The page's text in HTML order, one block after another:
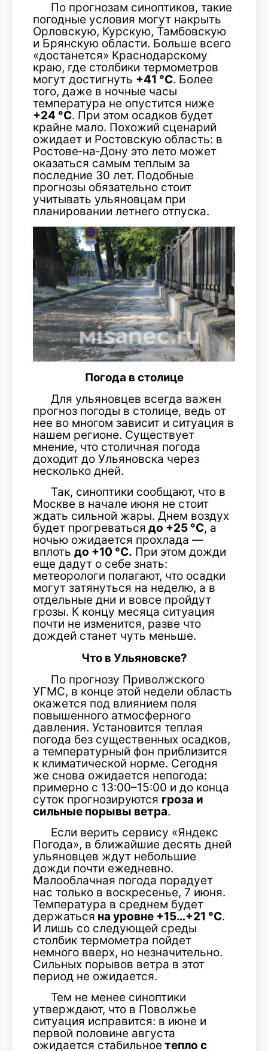
По прогнозам синоптиков, такие
погодные условия могут накрыть
Орловскую, Курскую, Тамбовскую
и Брянскую области. Больше всего
«достанется» Краснодарскому
краю, где столбики термометров
могут достигнуть +41 °C. Более
того, даже в ночные часы
температура не опустится ниже
+24 °C. При этом осадков будет
крайне мало. Похожий сценарий
ожидает и Ростовскую область: в
Ростове‑на‑Дону это лето может
оказаться самым теплым за
последние 30 лет. Подобные
прогнозы обязательно стоит
учитывать ульяновцам при
планировании летнего отпуска.
Погода в столице
Для ульяновцев всегда важен
прогноз погоды в столице, ведь от
нее во многом зависит и ситуация в
нашем регионе. Существует
мнение, что столичная погода
доходит до Ульяновска через
несколько дней.
Так, синоптики сообщают, что в
Москве в начале июня не стоит
ждать сильной жары. Днем воздух
будет прогреваться до +25 °C, а
ночью ожидается прохлада —
вплоть до +10 °C. При этом дожди
еще дадут о себе знать:
метеорологи полагают, что осадки
могут затянуться на неделю, а в
отдельные дни и вовсе пройдут
грозы. К концу месяца ситуация
почти не изменится, разве что
дождей станет чуть меньше.
Что в Ульяновске?
По прогнозу Приволжского
УГМС, в конце этой недели область
окажется под влиянием поля
повышенного атмосферного
давления. Установится теплая
погода без существенных осадков,
а температурный фон приблизится
к климатической норме. Сегодня
же снова ожидается непогода:
примерно с 13:00–15:00 и до конца
суток прогнозируются гроза и
сильные порывы ветра.
Если верить сервису «Яндекс
Погода», в ближайшие десять дней
ульяновцев ждут небольшие
дожди почти ежедневно.
Малооблачная погода порадует
нас только в воскресенье, 7 июня.
Температура в среднем будет
держаться на уровне +15…+21 °C.
И лишь со следующей среды
столбик термометра пойдет
немного вверх, но незначительно.
Сильных порывов ветра в этот
период не ожидается.
Тем не менее синоптики
утверждают, что в Поволжье
ситуация исправится: в июне и
первой половине августа
ожидается стабильное тепло с